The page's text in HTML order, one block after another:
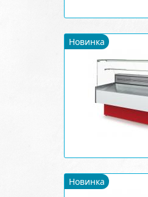
Новинка
Новинка